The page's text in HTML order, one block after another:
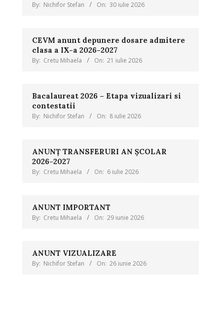
By: Nichifor Stefan On: 30 iulie 2026
CEVM anunt depunere dosare admitere
clasa a IX-a 2026-2027
By: Cretu Mihaela On: 21 iulie 2026
Bacalaureat 2026 – Etapa vizualizari si
contestatii
By: Nichifor Stefan On: 8 iulie 2026
ANUNȚ TRANSFERURI AN ȘCOLAR
2026-2027
By: Cretu Mihaela On: 6 iulie 2026
ANUNT IMPORTANT
By: Cretu Mihaela On: 29 iunie 2026
ANUNT VIZUALIZARE
By: Nichifor Stefan On: 26 iunie 2026